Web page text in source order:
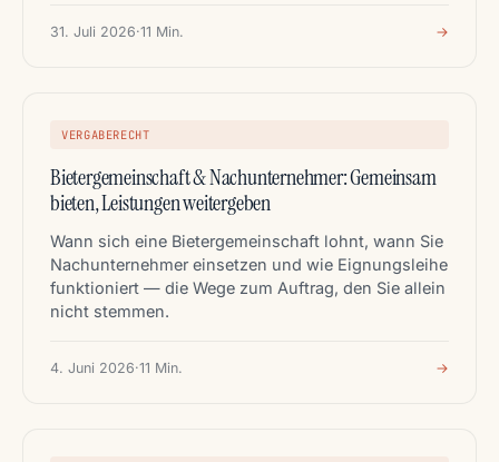
31. Juli 2026·11 Min. →
VERGABERECHT
Bietergemeinschaft & Nachunternehmer: Gemeinsam
bieten, Leistungen weitergeben
Wann sich eine Bietergemeinschaft lohnt, wann Sie
Nachunternehmer einsetzen und wie Eignungsleihe
funktioniert — die Wege zum Auftrag, den Sie allein
nicht stemmen.
4. Juni 2026·11 Min. →